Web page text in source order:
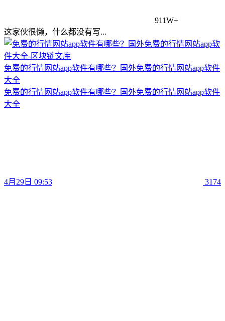
911W+
这家伙很懒，什么都没有写...
免费的行情网站app软件有哪些？国外免费的行情网站app软件
大全
免费的行情网站app软件有哪些？国外免费的行情网站app软件
大全
4月29日 09:53 3174